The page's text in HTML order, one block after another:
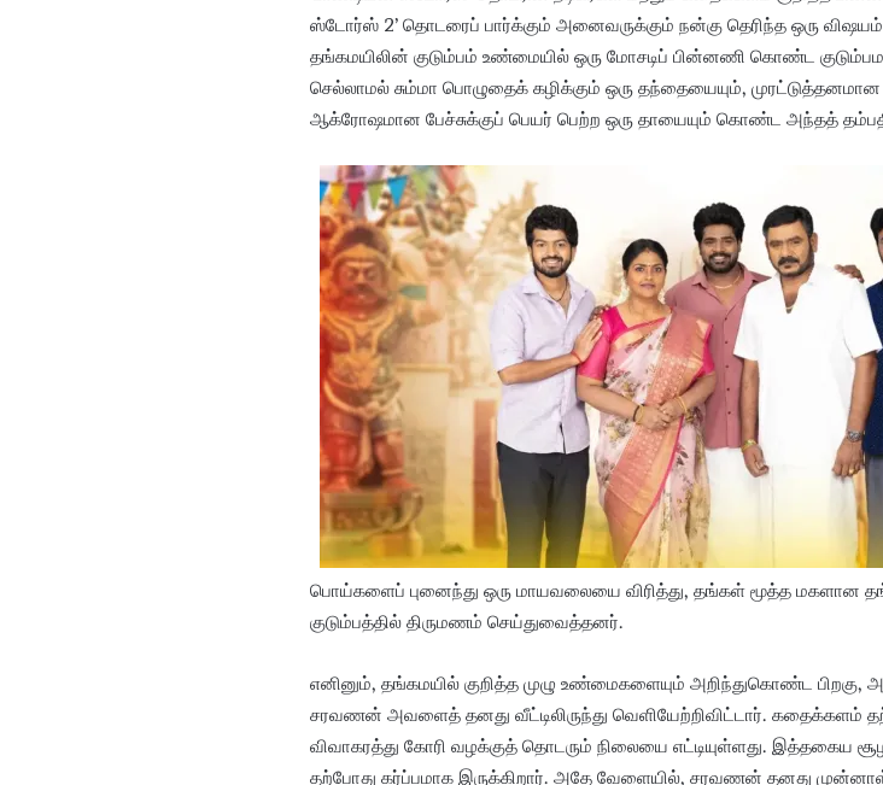
ஸ்டோர்ஸ் 2’ தொடரைப் பார்க்கும் அனைவருக்கும் நன்கு தெரிந்த ஒரு
தங்கமயிலின் குடும்பம் உண்மையில் ஒரு மோசடிப் பின்னணி கொண்ட
செல்லாமல் சும்மா பொழுதைக் கழிக்கும் ஒரு தந்தையையும், முரட்டுத்தனமான
ஆக்ரோஷமான பேச்சுக்குப் பெயர் பெற்ற ஒரு தாயையும் கொண்ட அந்தத்
பொய்களைப் புனைந்து ஒரு மாயவலையை விரித்து, தங்கள் மூத்த மகளான
குடும்பத்தில் திருமணம் செய்துவைத்தனர்.
எனினும், தங்கமயில் குறித்த முழு உண்மைகளையும் அறிந்துகொண்ட
சரவணன் அவளைத் தனது வீட்டிலிருந்து வெளியேற்றிவிட்டார். கதைக்களம்
விவாகரத்து கோரி வழக்குத் தொடரும் நிலையை எட்டியுள்ளது. இத்தகைய
தற்போது கர்ப்பமாக இருக்கிறார். அதே வேளையில், சரவணன் தனது